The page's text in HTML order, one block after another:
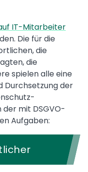
IT-Mitarbeiter
Die für die
die
die
spielen alle eine
Durchsetzung der
mit DSGVO-
Aufgaben: